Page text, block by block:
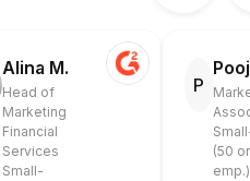
Alina M.
Head of
Marketing
Financial
Services
Small-
P
(50
emp.)